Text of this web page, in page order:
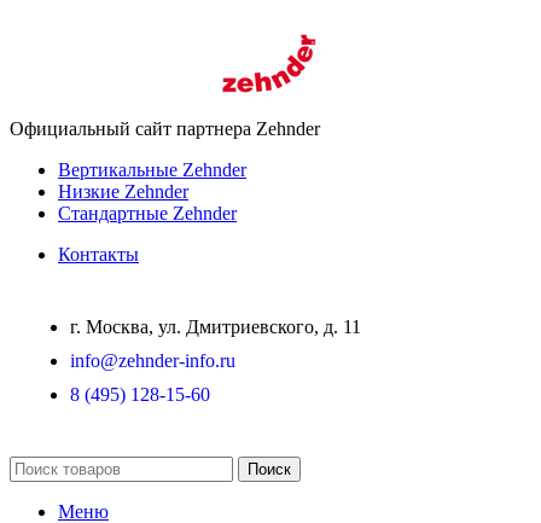
Официальный сайт партнера Zehnder
Вертикальные Zehnder
Низкие Zehnder
Стандартные Zehnder
Контакты
г. Москва, ул. Дмитриевского, д. 11
info@zehnder-info.ru
8 (495) 128-15-60
Поиск
Меню